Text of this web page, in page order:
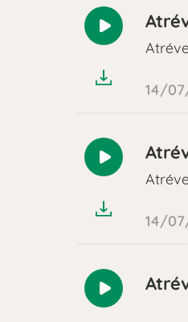
Reproducir
14/
Reproducir
14/
Reproducir